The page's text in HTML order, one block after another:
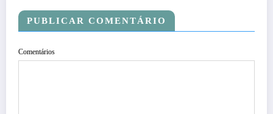
PUBLICAR COMENTÁRIO
Comentários